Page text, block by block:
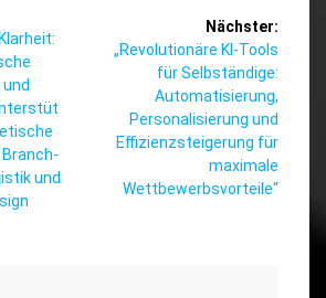
und
Nächster:
Nächster
Beitrag:
„Revolutionäre KI-Tools
für Selbständige:
Automatisierung,
Personalisierung und
Effizienzsteigerung für
maximale
Wettbewerbsvorteile“